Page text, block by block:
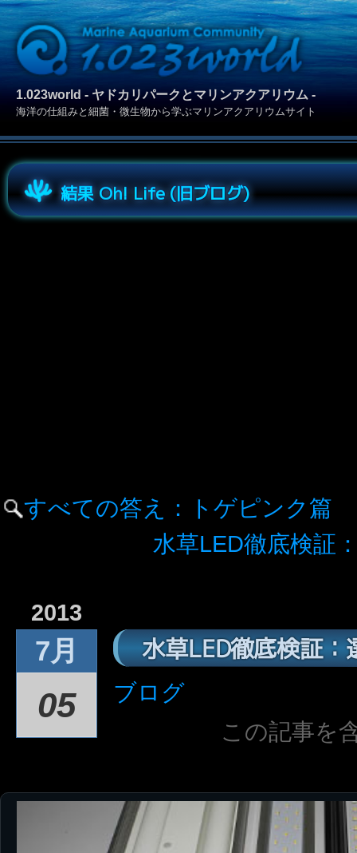
1.023world - ヤドカリパークとマリンアクアリウム -
海洋の仕組みと細菌・微生物から学ぶマリンアクアリウムサイト
結果 Oh! Life (旧ブログ)
すべての答え：トゲピンク篇
水草LED徹底検証
2013
7月
05
水草LED徹底検証：
ブログ
この記事を